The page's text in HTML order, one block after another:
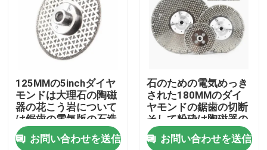
125MMの5inchダイヤ
モンドは大理石の陶磁
器の花こう岩について
は鋸歯の電気版の石造
りの切断および粉砕を
お問い合わせを送信
石のための電気めっき
された180MMのダイ
ヤモンドの鋸歯の切断
そして粉砕は陶磁器の
花こう岩に大理石模様
をつける
お問い合わせを送信